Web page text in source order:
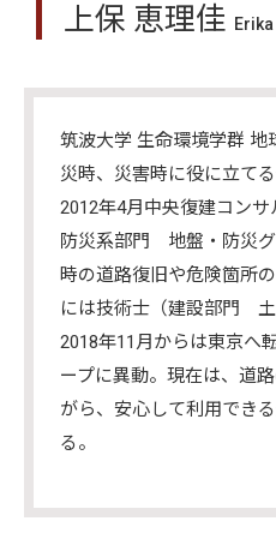
上保 恵理佳
筑波大学 生命環境学群 地
災時、災害時に役に立て
2012年4月中央復建コンサ
防災系部門 地盤・防災
時の道路復旧や危険箇所
には技術士（建設部門 土
2018年11月からは東京へ
ープに異動。現在は、道
がら、安心して利用でき
る。